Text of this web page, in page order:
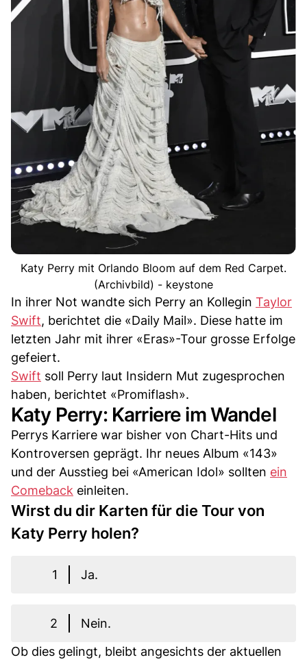
Katy Perry mit Orlando Bloom auf dem Red Carpet.
(Archivbild) - keystone
In ihrer Not wandte sich Perry an Kollegin Taylor
Swift, berichtet die «Daily Mail». Diese hatte im
letzten Jahr mit ihrer «Eras»-Tour grosse Erfolge
gefeiert.
Swift soll Perry laut Insidern Mut zugesprochen
haben, berichtet «Promiflash».
Katy Perry: Karriere im Wandel
Perrys Karriere war bisher von Chart-Hits und
Kontroversen geprägt. Ihr neues Album «143»
und der Ausstieg bei «American Idol» sollten ein
Comeback einleiten.
Wirst du dir Karten für die Tour von
Katy Perry holen?
1 Ja.
2
Nein.
Ob dies gelingt, bleibt angesichts der aktuellen